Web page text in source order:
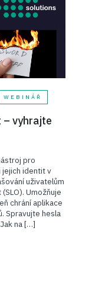
WEBINÁŘ
– vyhrajte
pro
jejich identit v
uživatelům
Umožňuje
chrání aplikace
Spravujte hesla
na […]